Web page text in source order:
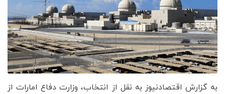
به گزارش اقتصادنیوز به نقل از انتخاب، وزارت دفاع امارات از